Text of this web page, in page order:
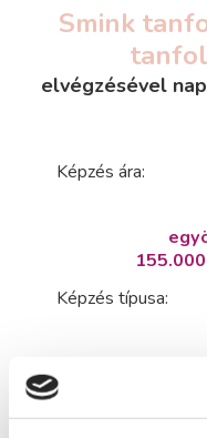
Smink
elvégzésével
Képzés ára:
Képzés típusa: